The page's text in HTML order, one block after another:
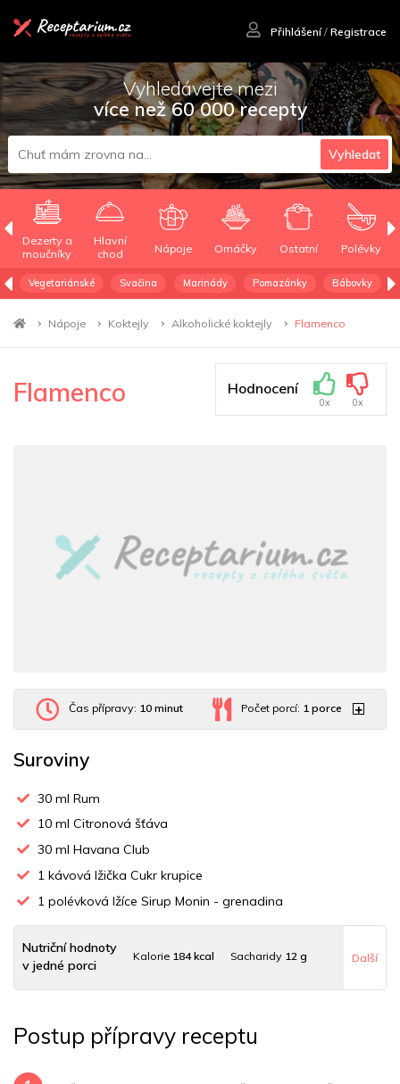
Přihlášení/ Registrace
Vyhledávejte mezi
více než 60 000 recepty
Vyhledat
Dezerty a
moučníky
Hlavní
chod
Nápoje Omáčky Ostatní Polévky
Vegetariánské Svačina Marinády Pomazánky Bábovky
Nápoje Koktejly Alkoholické koktejly Flamenco
Flamenco Hodnocení
0x 0x
Čas přípravy: 10 minut Počet porcí: 1 porce
Suroviny
30 ml Rum
10 ml Citronová šťáva
30 ml Havana Club
1 kávová lžička Cukr krupice
1 polévková lžíce Sirup Monin - grenadina
Nutriční hodnoty
v jedné porci
Kalorie 184 kcal Sacharidy 12 g
Uhlovodany 12 g Cholesterol0 mg Draslík
Další
Postup přípravy receptu